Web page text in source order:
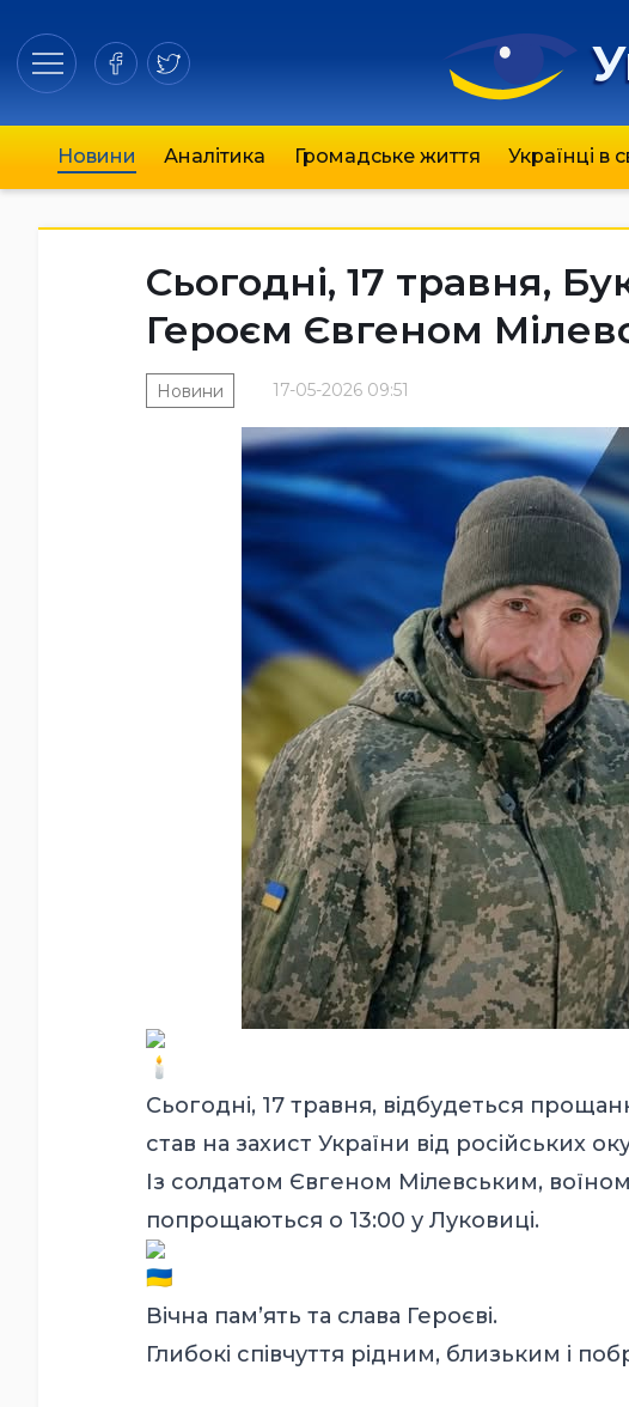
Новини Аналітика Громадське життя Українці в
Сьогодні, 17 травня,
Героєм Євгеном
17-05-2026 09:51
Новини
Сьогодні, 17 травня, відбудеться
став на захист України від російських
Із солдатом Євгеном Мілевським,
попрощаються о 13:00 у Луковиці.
Вічна пам’ять та слава Героєві.
Глибокі співчуття рідним, близьким і